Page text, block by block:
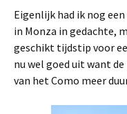
Eigenlijk had ik nog
in Monza in gedachte,
geschikt tijdstip voor
nu wel goed uit want
van het Como meer